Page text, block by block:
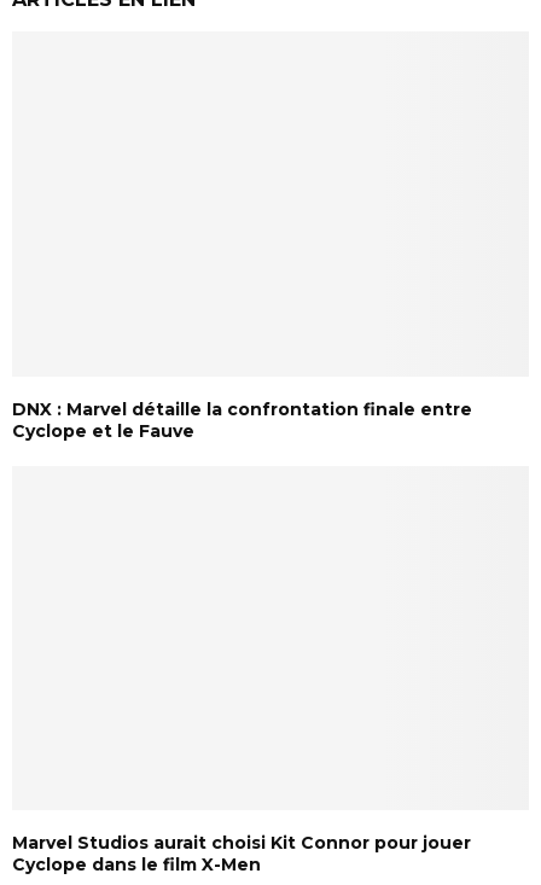
DNX : Marvel détaille la confrontation finale entre
Cyclope et le Fauve
Marvel Studios aurait choisi Kit Connor pour jouer
Cyclope dans le film X-Men